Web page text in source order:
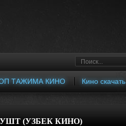
ТАЖИМА КИНО Кино скачать
(УЗБЕК КИНО)